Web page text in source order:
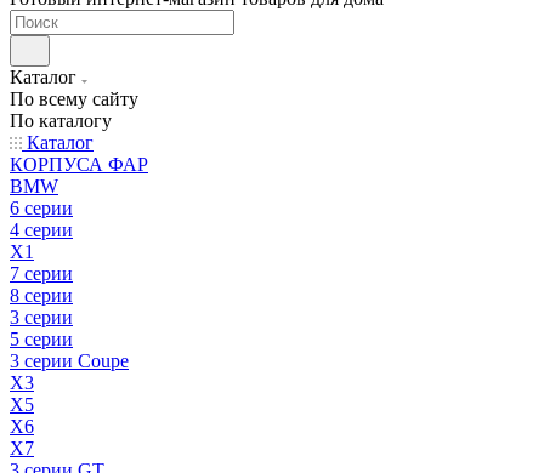
Каталог
По всему сайту
По каталогу
Каталог
КОРПУСА ФАР
BMW
6 серии
4 серии
X1
7 серии
8 серии
3 серии
5 серии
3 серии Coupe
X3
X5
X6
X7